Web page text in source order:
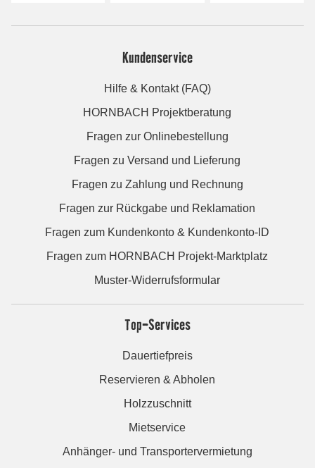
Kundenservice
Hilfe & Kontakt (FAQ)
HORNBACH Projektberatung
Fragen zur Onlinebestellung
Fragen zu Versand und Lieferung
Fragen zu Zahlung und Rechnung
Fragen zur Rückgabe und Reklamation
Fragen zum Kundenkonto & Kundenkonto-ID
Fragen zum HORNBACH Projekt-Marktplatz
Muster-Widerrufsformular
Top-Services
Dauertiefpreis
Reservieren & Abholen
Holzzuschnitt
Mietservice
Anhänger- und Transportervermietung